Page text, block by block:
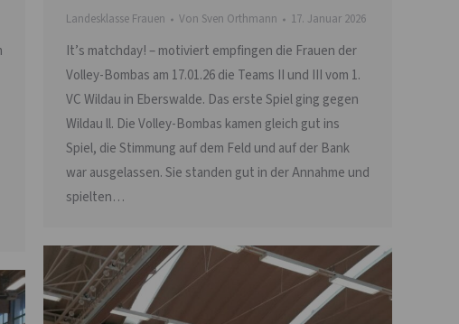
Landesklasse Frauen Von Sven Orthmann 17. Januar 2026
It’s matchday! – motiviert empfingen die Frauen der
Volley-Bombas am 17.01.26 die Teams II und III vom 1.
VC Wildau in Eberswalde. Das erste Spiel ging gegen
Wildau ll. Die Volley-Bombas kamen gleich gut ins
Spiel, die Stimmung auf dem Feld und auf der Bank
war ausgelassen. Sie standen gut in der Annahme und
spielten…